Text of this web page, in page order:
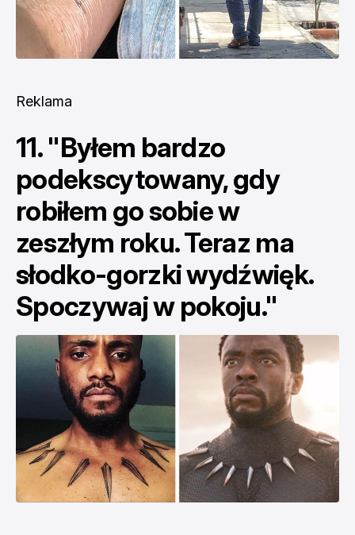
Reklama
11. "Byłem bardzo
podekscytowany, gdy
robiłem go sobie w
zeszłym roku. Teraz ma
słodko-gorzki wydźwięk.
Spoczywaj w pokoju."